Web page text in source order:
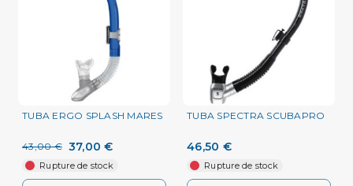
TUBA ERGO SPLASH MARES
43,00 € 37,00 €
Rupture de stock
TUBA SPECTRA SCUBAPRO
46,50 €
Rupture de stock